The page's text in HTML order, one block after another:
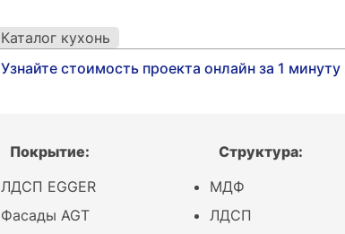
Категории
Кухни
Каталог кухонь
Узнайте стоимость проекта онлайн за 1 минуту
Покрытие:
ЛДСП EGGER
Фасады AGT
Структура:
МДФ
ЛДСП